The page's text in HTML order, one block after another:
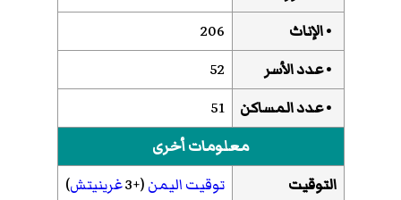
• الإناث
206
• عدد الأسر
52
• عدد المساكن
51
معلومات أخرى
التوقيت
توقيت اليمن(+3 غرينيتش)